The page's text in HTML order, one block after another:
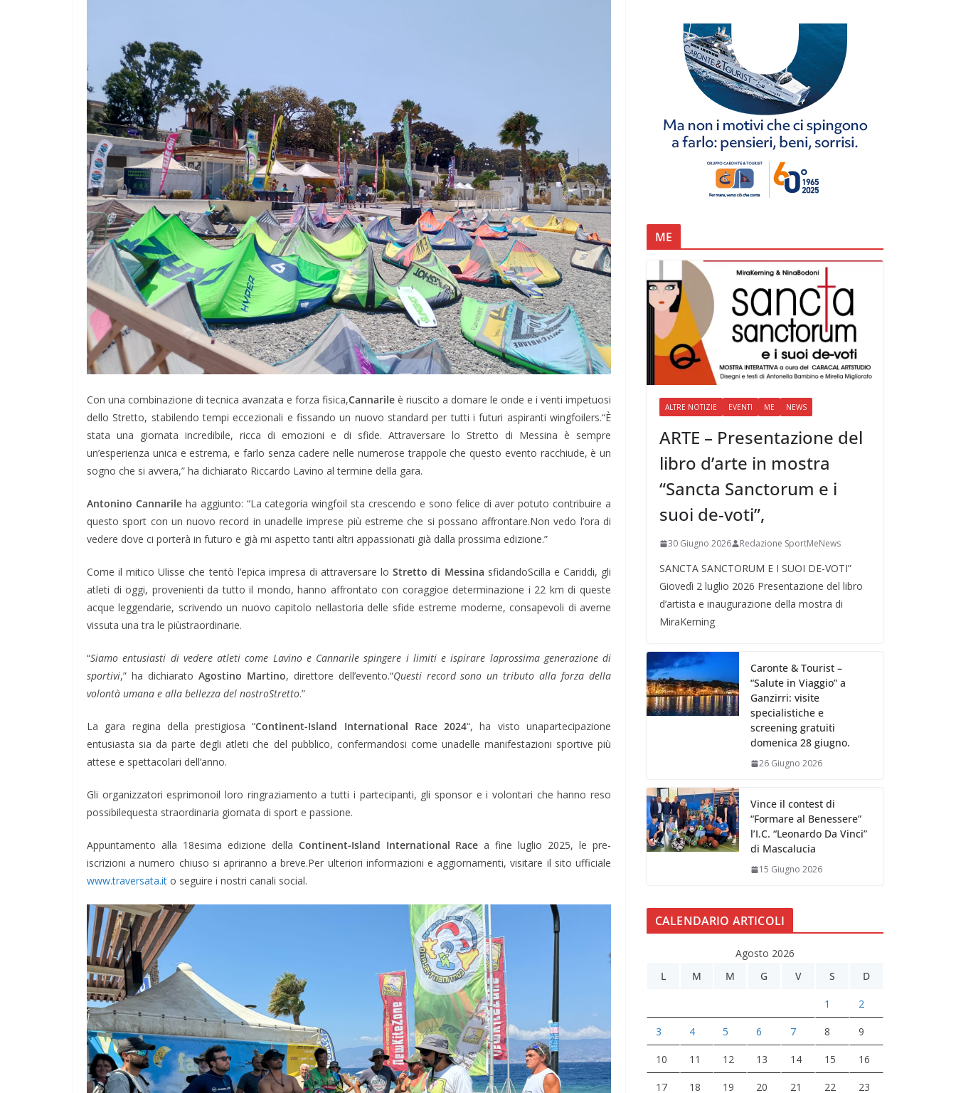
Con una combinazione di tecnica avanzata e forza fisica,Cannarile è riuscito a domare le onde e i venti impetuosi
dello Stretto, stabilendo tempi eccezionali e fissando un nuovo standard per tutti i futuri aspiranti wingfoilers.“È
stata una giornata incredibile, ricca di emozioni e di sfide. Attraversare lo Stretto di Messina è sempre
un’esperienza unica e estrema, e farlo senza cadere nelle numerose trappole che questo evento racchiude, è un
sogno che si avvera,” ha dichiarato Riccardo Lavino al termine della gara.
Antonino Cannarileha aggiunto: “La categoria wingfoil sta crescendo e sono felice di aver potuto contribuire a
questo sport con un nuovo record in unadelle imprese più estreme che si possano affrontare.Non vedo l’ora di
vedere dove ci porterà in futuro e già mi aspetto tanti altri appassionati già dalla prossima edizione.”
Come il mitico Ulisse che tentò l’epica impresa di attraversare loStretto di Messina sfidandoScilla e Cariddi, gli
atleti di oggi, provenienti da tutto il mondo, hanno affrontato con coraggioe determinazione i 22 km di queste
acque leggendarie, scrivendo un nuovo capitolo nellastoria delle sfide estreme moderne, consapevoli di averne
vissuta una tra le piùstraordinarie.
“Siamo entusiasti di vedere atleti come Lavino e Cannarile spingere i limiti e ispirare laprossima generazione di
sportivi,” ha dichiarato Agostino Martino, direttore dell’evento.“Questi record sono un tributo alla forza della
volontà umana e alla bellezza del nostroStretto.”
La gara regina della prestigiosa “Continent-Island International Race 2024“, ha visto unapartecipazione
entusiasta sia da parte degli atleti che del pubblico, confermandosi come unadelle manifestazioni sportive più
attese e spettacolari dell’anno.
Gli organizzatori esprimonoil loro ringraziamento a tutti i partecipanti, gli sponsor e i volontari che hanno reso
possibilequesta straordinaria giornata di sport e passione.
Appuntamento alla 18esima edizione della Continent-Island International Race a fine luglio 2025, le pre-
iscrizioni a numero chiuso si apriranno a breve.Per ulteriori informazioni e aggiornamenti, visitare il sito ufficiale
www.traversata.it o seguire i nostri canali social.
ME
ALTRE NOTIZIE EVENTI ME NEWS
ARTE – Presentazione del
libro d’arte in mostra
“Sancta Sanctorum e i
suoi de-voti”,
30 Giugno 2026 Redazione SportMeNews
SANCTA SANCTORUM E I SUOI DE-VOTI”
Giovedì 2 luglio 2026 Presentazione del libro
d’artista e inaugurazione della mostra di
MiraKerning
Caronte & Tourist –
“Salute in Viaggio” a
Ganzirri: visite
specialistiche e
screening gratuiti
domenica 28 giugno.
26 Giugno 2026
Vince il contest di
“Formare al Benessere”
l’I.C. “Leonardo Da Vinci”
di Mascalucia
15 Giugno 2026
CALENDARIO ARTICOLI
Agosto 2026
L
M M G V S D
1 2
3 4 5 6 7 8 9
10 11 12 13 14 15 16
17 18 19 20 21 22 23